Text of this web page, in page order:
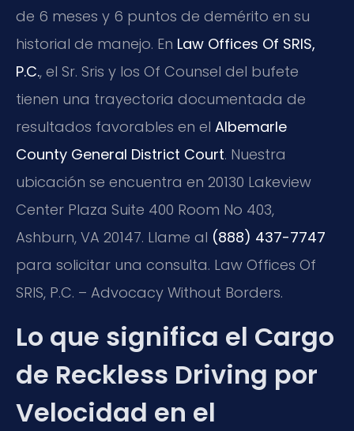
de 6 meses y 6 puntos de demérito en su
historial de manejo. En Law Offices Of SRIS,
P.C., el Sr. Sris y los Of Counsel del bufete
tienen una trayectoria documentada de
resultados favorables en el Albemarle
County General District Court. Nuestra
ubicación se encuentra en 20130 Lakeview
Center Plaza Suite 400 Room No 403,
Ashburn, VA 20147. Llame al (888) 437-7747
para solicitar una consulta. Law Offices Of
SRIS, P.C. – Advocacy Without Borders.
Lo que significa el Cargo
de Reckless Driving por
Velocidad en el